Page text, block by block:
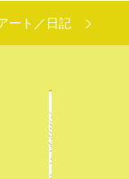
ート／日記